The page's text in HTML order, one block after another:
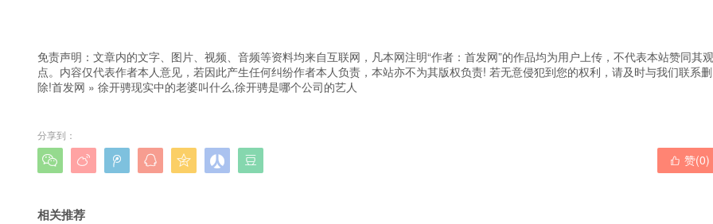
免责声明：文章内的文字、图片、视频、音频等资料均来自互联网，凡本网注明“作者：首发网”的作品均为用户上传，不代表本站赞同其观
点。内容仅代表作者本人意见，若因此产生任何纠纷作者本人负责，本站亦不为其版权负责! 若无意侵犯到您的权利，请及时与我们联系删
除!首发网 » 徐开骋现实中的老婆叫什么,徐开骋是哪个公司的艺人
分享到：
        赞(0)
相关推荐